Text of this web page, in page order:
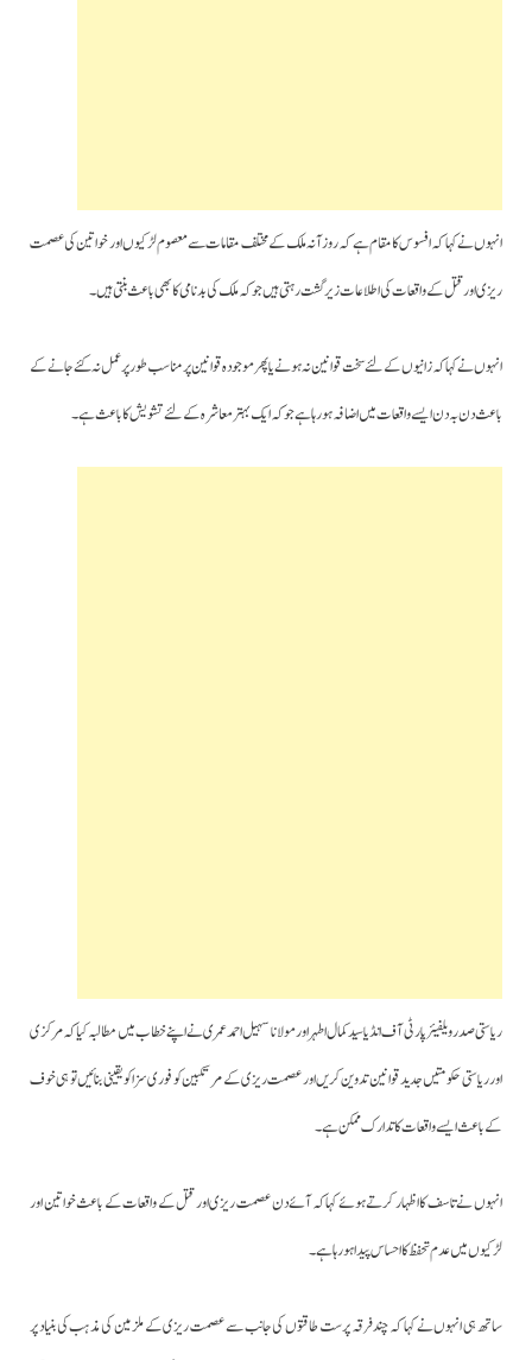
انہوں نے کہا کہ افسوس کا مقام ہے کہ روزآنہ ملک کے مختلف مقامات سے معصوم لڑکیوں اور خواتین کی عصمت
ریزی اور قتل کے واقعات کی اطلاعات زیر گشت رہتی ہیں جو کہ ملک کی بدنامی کا بھی باعث بنتی ہیں۔
انہوں نے کہا کہ زانیوں کے لئے سخت قوانین نہ ہونے یا پھر موجودہ قوانین پر مناسب طور پر عمل نہ کئے جانے کے
باعث دن بہ دن ایسے واقعات میں اضافہ ہورہا ہے جو کہ ایک بہتر معاشرہ کے لئے تشویش کا باعث ہے۔
ریاستی صدر ویلفیئر پارٹی آف انڈیا سید کمال اطہر اور مولانا سہیل احمد عمری نے اپنے خطاب میں مطالبہ کیا کہ مرکزی
اور ریاستی حکومتیں جدید قوانین تدوین کریں اور عصمت ریزی کے مرتکبین کو فوری سزا کو یقینی بنائیں تو ہی خوف
کے باعث ایسے واقعات کا تدارک ممکن ہے۔
انہوں نے تاسف کا اظہار کرتے ہوئے کہا کہ آئے دن عصمت ریزی اور قتل کے واقعات کے باعث خواتین اور
لڑکیوں میں عدم تحفظ کا احساس پیدا ہورہا ہے۔
ساتھ ہی انہوں نے کہا کہ چند فرقہ پرست طاقتوں کی جانب سے عصمت ریزی کے ملزمین کی مذہب کی بنیاد پر